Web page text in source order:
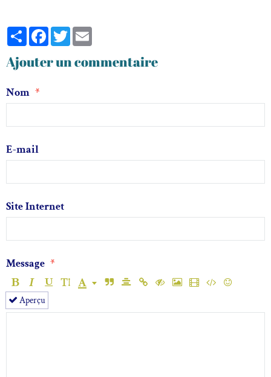
PartagerFacebook
Twitter
Ajouter un commentaire
Nom
E-mail
Site Internet
Message
Aperçu